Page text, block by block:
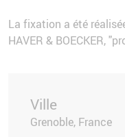
La fixation a été
HAVER & BOECKER,
Ville
Grenoble, France